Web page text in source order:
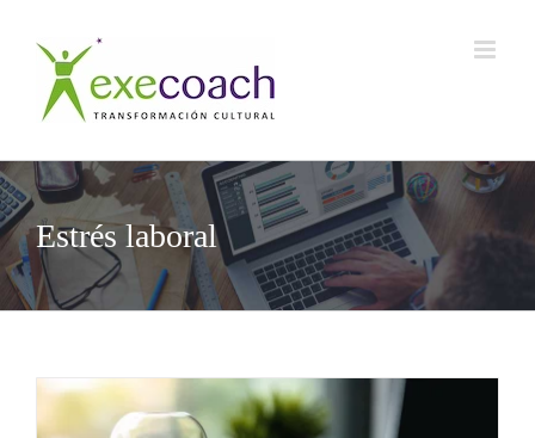
contenido
Estrés laboral